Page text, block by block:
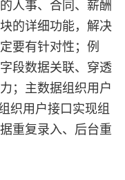
人事、合同、薪酬
的详细功能，解决
要有针对性；例
段数据关联、穿透
；主数据组织用户
织用户接口实现组
重复录入、后台重